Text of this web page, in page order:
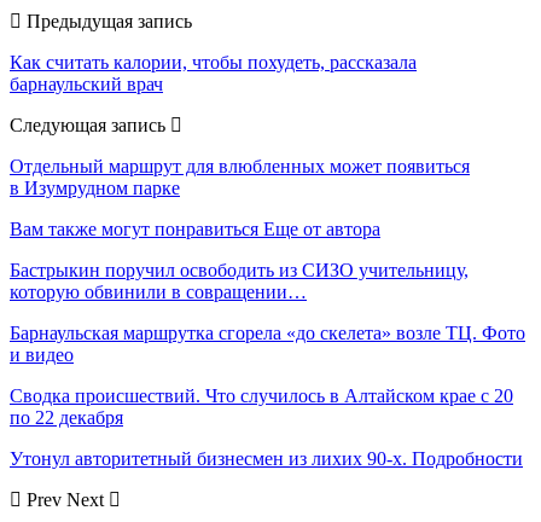
Предыдущая запись
Как считать калории, чтобы похудеть, рассказала
барнаульский врач
Следующая запись
Отдельный маршрут для влюбленных может появиться
в Изумрудном парке
Вам также могут понравиться Еще от автора
Бастрыкин поручил освободить из СИЗО учительницу,
которую обвинили в совращении…
Барнаульская маршрутка сгорела «до скелета» возле ТЦ. Фото
и видео
Сводка происшествий. Что случилось в Алтайском крае с 20
по 22 декабря
Утонул авторитетный бизнесмен из лихих 90-х. Подробности
Prev Next